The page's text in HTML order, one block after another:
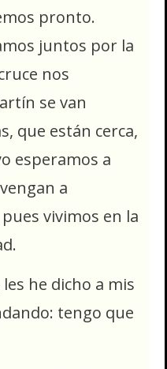
pronto.
juntos por la
nos
se van
que están cerca,
esperamos a
a
vivimos en la
he dicho a mis
tengo que